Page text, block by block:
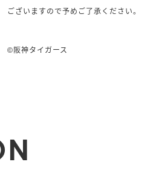
ございますので予めご了承ください。
©阪神タイガース